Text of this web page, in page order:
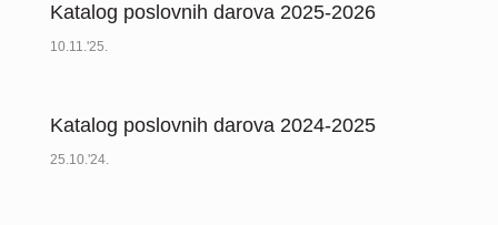
Katalog poslovnih darova 2025-2026
10.11.'25.
Katalog poslovnih darova 2024-2025
25.10.'24.